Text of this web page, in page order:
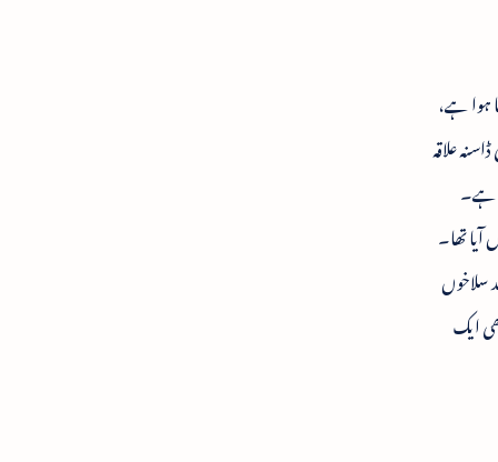
ہوا ہے،
علاقہ
ہے۔
تھا۔
سلاخوں
ایک